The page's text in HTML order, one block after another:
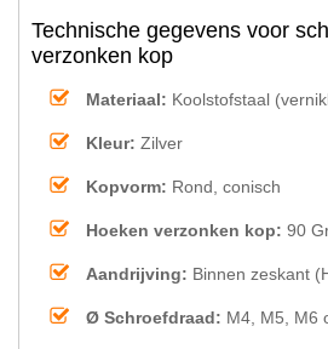
Technische gegevens voor
verzonken kop
Materiaal: Koolstofstaal
Kleur: Zilver
Kopvorm: Rond, conisch
Hoeken verzonken kop: 90
Aandrijving: Binnen zeskant
Ø Schroefdraad: M4, M5, M6